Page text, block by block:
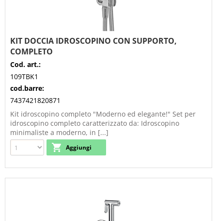
KIT DOCCIA IDROSCOPINO CON SUPPORTO,
COMPLETO
Cod. art.:
109TBK1
cod.barre:
7437421820871
Kit idroscopino completo "Moderno ed elegante!" Set per
idroscopino completo caratterizzato da: Idroscopino
minimaliste a moderno, in [...]